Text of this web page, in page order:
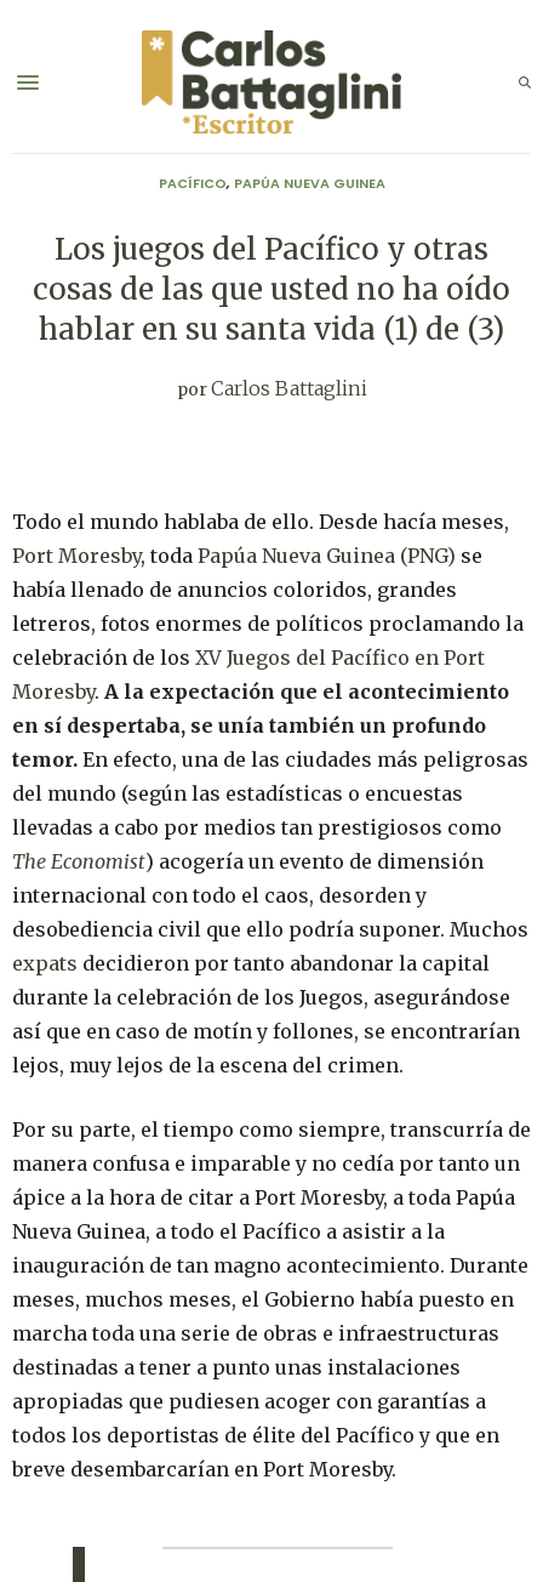
PACÍFICO, PAPÚA NUEVA GUINEA
Los juegos del Pacífico y otras
cosas de las que usted no ha oído
hablar en su santa vida (1) de (3)
porCarlos Battaglini
Todo el mundo hablaba de ello. Desde hacía meses,
Port Moresby, toda Papúa Nueva Guinea (PNG) se
había llenado de anuncios coloridos, grandes
letreros, fotos enormes de políticos proclamando la
celebración de los XV Juegos del Pacífico en Port
Moresby. A la expectación que el acontecimiento
en sí despertaba, se unía también un profundo
temor. En efecto, una de las ciudades más peligrosas
del mundo (según las estadísticas o encuestas
llevadas a cabo por medios tan prestigiosos como
The Economist) acogería un evento de dimensión
internacional con todo el caos, desorden y
desobediencia civil que ello podría suponer. Muchos
expats decidieron por tanto abandonar la capital
durante la celebración de los Juegos, asegurándose
así que en caso de motín y follones, se encontrarían
lejos, muy lejos de la escena del crimen.
Por su parte, el tiempo como siempre, transcurría de
manera confusa e imparable y no cedía por tanto un
ápice a la hora de citar a Port Moresby, a toda Papúa
Nueva Guinea, a todo el Pacífico a asistir a la
inauguración de tan magno acontecimiento. Durante
meses, muchos meses, el Gobierno había puesto en
marcha toda una serie de obras e infraestructuras
destinadas a tener a punto unas instalaciones
apropiadas que pudiesen acoger con garantías a
todos los deportistas de élite del Pacífico y que en
breve desembarcarían en Port Moresby.